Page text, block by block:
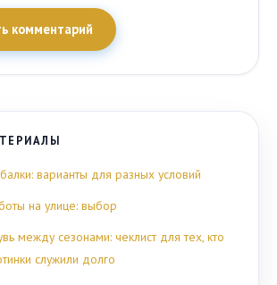
комментарий
варианты для разных условий
на улице: выбор
между сезонами: чеклист для тех, кто
служили долго